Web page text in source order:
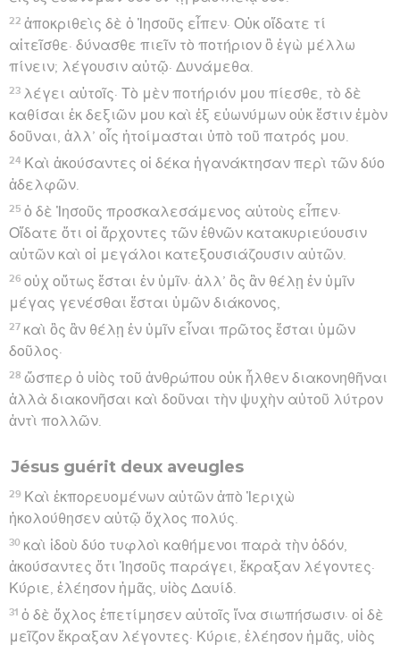
22 ἀποκριθεὶς δὲ ὁ Ἰησοῦς εἶπεν· Οὐκ οἴδατε τί
αἰτεῖσθε· δύνασθε πιεῖν τὸ ποτήριον ὃ ἐγὼ μέλλω
πίνειν; λέγουσιν αὐτῷ· Δυνάμεθα.
23 λέγει αὐτοῖς· Τὸ μὲν ποτήριόν μου πίεσθε, τὸ δὲ
καθίσαι ἐκ δεξιῶν μου καὶ ἐξ εὐωνύμων οὐκ ἔστιν ἐμὸν
δοῦναι, ἀλλ’ οἷς ἡτοίμασται ὑπὸ τοῦ πατρός μου.
24 Καὶ ἀκούσαντες οἱ δέκα ἠγανάκτησαν περὶ τῶν δύο
ἀδελφῶν.
25 ὁ δὲ Ἰησοῦς προσκαλεσάμενος αὐτοὺς εἶπεν·
Οἴδατε ὅτι οἱ ἄρχοντες τῶν ἐθνῶν κατακυριεύουσιν
αὐτῶν καὶ οἱ μεγάλοι κατεξουσιάζουσιν αὐτῶν.
26 οὐχ οὕτως ἔσται ἐν ὑμῖν· ἀλλ’ ὃς ἂν θέλῃ ἐν ὑμῖν
μέγας γενέσθαι ἔσται ὑμῶν διάκονος,
27 καὶ ὃς ἂν θέλῃ ἐν ὑμῖν εἶναι πρῶτος ἔσται ὑμῶν
δοῦλος·
28 ὥσπερ ὁ υἱὸς τοῦ ἀνθρώπου οὐκ ἦλθεν διακονηθῆναι
ἀλλὰ διακονῆσαι καὶ δοῦναι τὴν ψυχὴν αὐτοῦ λύτρον
ἀντὶ πολλῶν.
Jésus guérit deux aveugles
29 Καὶ ἐκπορευομένων αὐτῶν ἀπὸ Ἰεριχὼ
ἠκολούθησεν αὐτῷ ὄχλος πολύς.
30 καὶ ἰδοὺ δύο τυφλοὶ καθήμενοι παρὰ τὴν ὁδόν,
ἀκούσαντες ὅτι Ἰησοῦς παράγει, ἔκραξαν λέγοντες·
Κύριε, ἐλέησον ἡμᾶς, υἱὸς Δαυίδ.
31 ὁ δὲ ὄχλος ἐπετίμησεν αὐτοῖς ἵνα σιωπήσωσιν· οἱ δὲ
μεῖζον ἔκραξαν λέγοντες· Κύριε, ἐλέησον ἡμᾶς, υἱὸς